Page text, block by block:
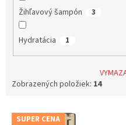
Žihľavový šampón 3
Hydratácia 1
Zobrazených položiek: 14
V SUPER CENA